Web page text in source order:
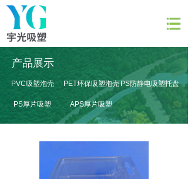
网站首页
关于宇光
产品展示
产品模具
联系我们
产品展示
PVC吸塑泡壳 PET环保吸塑泡壳PS防静电吸塑托盘
PS厚片吸塑 APS厚片吸塑